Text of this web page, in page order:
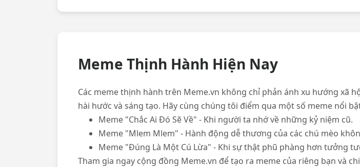
Meme Thịnh Hành Hiện Nay
Các meme thịnh hành trên Meme.vn không chỉ phản ánh xu hướng xã
hài hước và sáng tạo. Hãy cùng chúng tôi điểm qua một số meme nổi
Meme "Chắc Ai Đó Sẽ Về" - Khi người ta nhớ về những kỷ niệm cũ.
Meme "Mlem Mlem" - Hành động dễ thương của các chú mèo
Meme "Đúng Là Một Cú Lừa" - Khi sự thật phũ phàng hơn tưởng
Tham gia ngay cộng đồng Meme.vn để tạo ra meme của riêng bạn và